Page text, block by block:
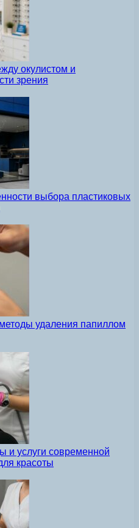
окулистом и
зрения
выбора пластиковых
удаления папиллом
и услуги современной
красоты